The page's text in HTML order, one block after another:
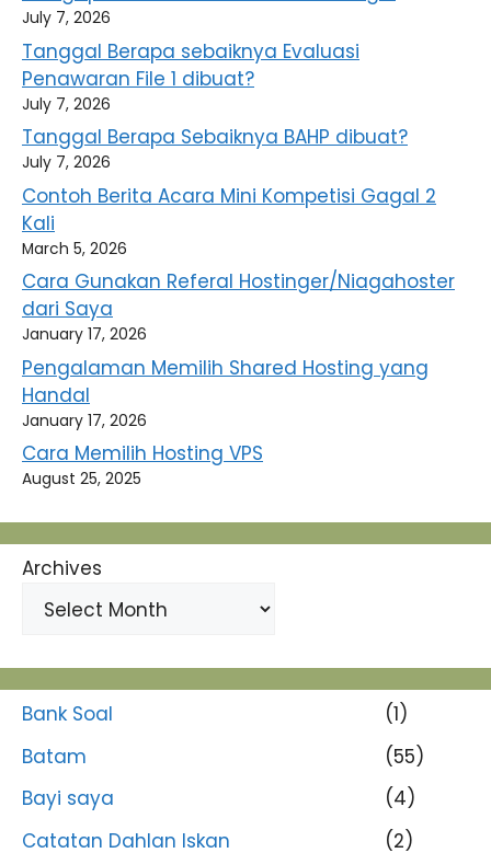
July 7, 2026
Tanggal Berapa sebaiknya Evaluasi
Penawaran File 1 dibuat?
July 7, 2026
Tanggal Berapa Sebaiknya BAHP dibuat?
July 7, 2026
Contoh Berita Acara Mini Kompetisi Gagal 2
Kali
March 5, 2026
Cara Gunakan Referal Hostinger/Niagahoster
dari Saya
January 17, 2026
Pengalaman Memilih Shared Hosting yang
Handal
January 17, 2026
Cara Memilih Hosting VPS
August 25, 2025
Archives
Bank Soal
(1)
Batam
(55)
Bayi saya
(4)
Catatan Dahlan Iskan
(2)